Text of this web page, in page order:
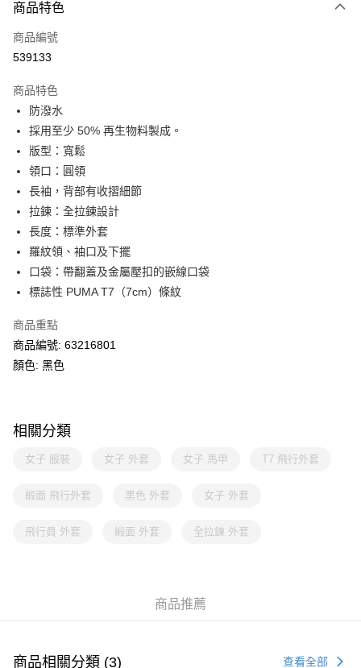
信用卡
線上付款
Alipay, PayMe, WeChat Pay, UnionPay, FPS
送貨方式
單筆訂單淨值滿$399可享免運費優惠
每筆HK$30.00，滿HK$399.00或以上免運費
滿$599可享澳門免運費優惠
商品特色
商品編號
539133
商品特色
防潑水
採用至少 50% 再生物料製成。
版型：寬鬆
領口：圓領
長袖，背部有收摺細節
拉鍊：全拉鍊設計
長度：標準外套
羅紋領、袖口及下擺
口袋：帶翻蓋及金屬壓扣的嵌線口袋
標誌性 PUMA T7（7cm）條紋
商品重點
商品編號: 63216801
顏色: 黑色
相關分類
女子 服裝 女子 外套 女子 馬甲 T7 飛行外套
緞面 飛行外套 黑色 外套 女子 外套
飛行員 外套 緞面 外套 全拉鍊 外套
商品推薦
商品相關分類 (3) 查看全部